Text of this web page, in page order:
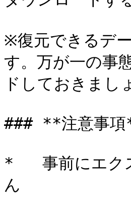
※復元できるデ
す。万が一の事
ドしておきまし
### **注意事
*   事前にエク
ん